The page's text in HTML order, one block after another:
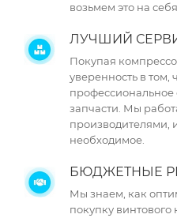
возьмем это на себя.
ЛУЧШИЙ
Покупая
уверенность в том,
запчасти. Мы
необходимое.
БЮДЖЕТНЫЕ
Мы знаем, как
покупку винтового